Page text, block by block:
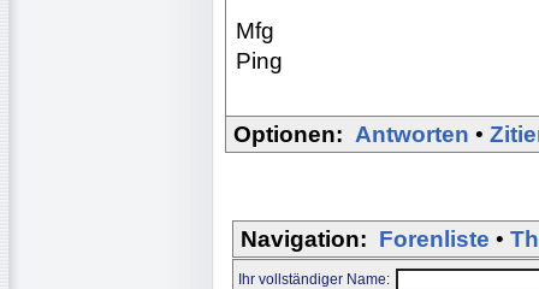
Mfg
Ping
Optionen: Antworten •
Navigation: Forenliste •
Ihr vollständiger Name: